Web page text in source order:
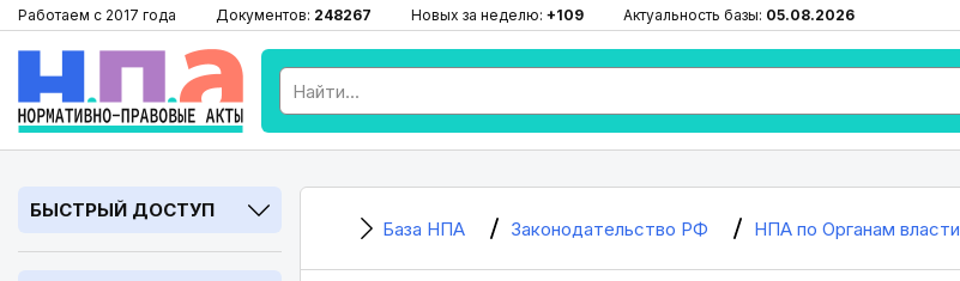
Работаем с 2017 года Документов: 248267 Новых за неделю: +109 Актуальность базы: 05.08.2026
БЫСТРЫЙ ДОСТУП
База НПА Законодательство РФ НПА по Органам власти